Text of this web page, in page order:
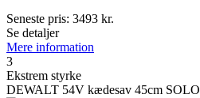
Seneste pris: 3493 kr.
Se detaljer
Mere information
3
Ekstrem styrke
DEWALT 54V kædesav 45cm SOLO